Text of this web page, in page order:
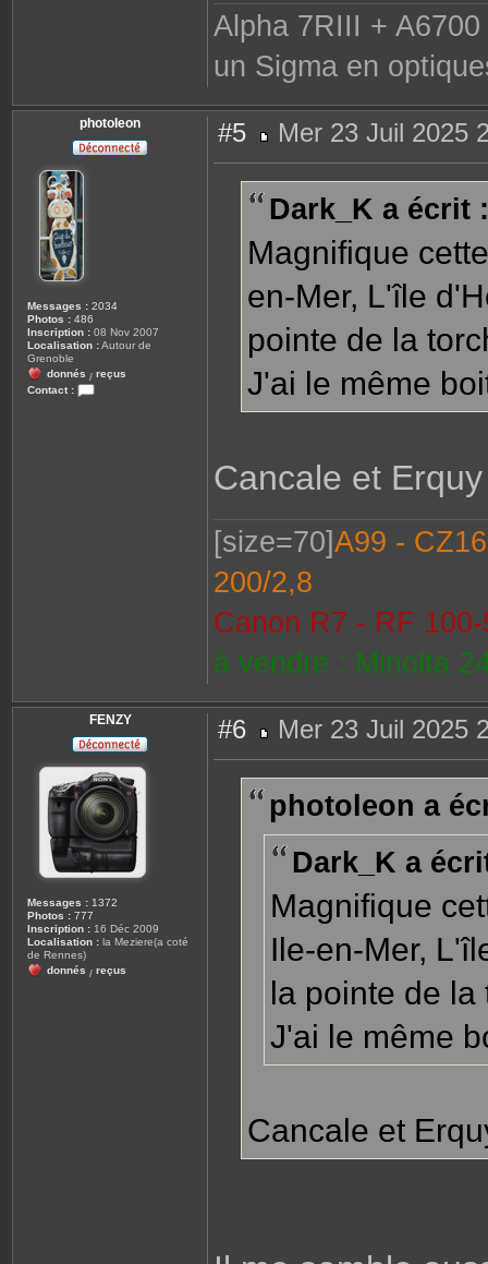
Alpha 7RIII +
un Sigma en
photoleon
Messages : 2034
Photos : 486
Inscription : 08 Nov 2007
Localisation :Autour de
Grenoble
donnés / reçus
Contact :
#5
e
a
Mer 23 Juil 2025
Dark_K a écrit :
Magnifique
en-Mer, L'île
pointe de la
J'ai le même
Cancale et
[size=70]A99 -
200/2,8
Canon R7 - RF
à vendre : Minolta
FENZY
Messages : 1372
Photos : 777
Inscription : 16 Déc 2009
Localisation : la Meziere(a coté
de Rennes)
donnés / reçus
#6
e
g
e
Mer 23 Juil 2025
photoleon a
Dark_K a
Magnifique
Ile-en-Mer,
la pointe de
J'ai le même
Cancale et